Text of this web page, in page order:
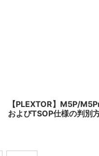
【PLEXTOR】M5P/
およびTSOP仕様の判別